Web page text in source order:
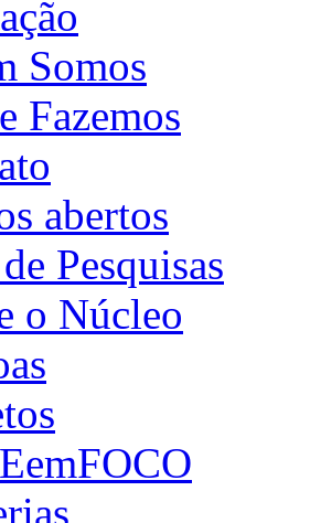
Somos
Fazemos
abertos
Pesquisas
o Núcleo